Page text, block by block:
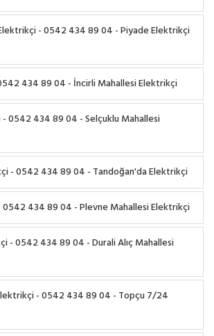
- 0542 434 89 04 - Piyade Elektrikçi
434 89 04 - İncirli Mahallesi Elektrikçi
0542 434 89 04 - Selçuklu Mahallesi
- 0542 434 89 04 - Tandoğan'da Elektrikçi
434 89 04 - Plevne Mahallesi Elektrikçi
- 0542 434 89 04 - Durali Alıç Mahallesi
- 0542 434 89 04 - Topçu 7/24